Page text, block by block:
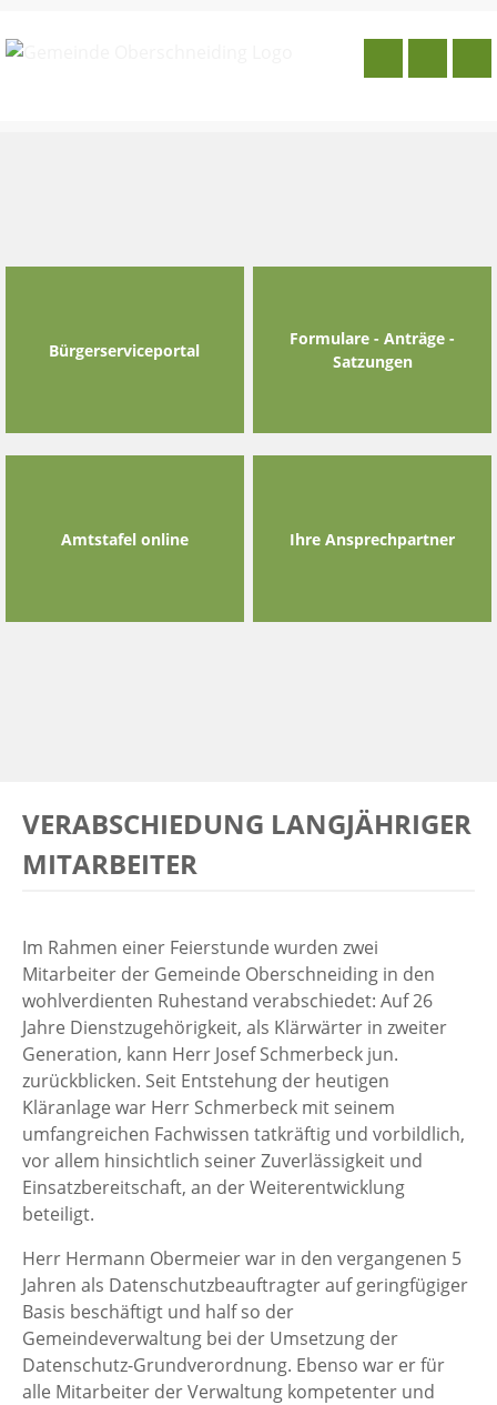
Bürgerserviceportal
Formulare - Anträge -
Satzungen
Amtstafel online Ihre Ansprechpartner
VERABSCHIEDUNG LANGJÄHRIGER
MITARBEITER
Im Rahmen einer Feierstunde wurden zwei
Mitarbeiter der Gemeinde Oberschneiding in den
wohlverdienten Ruhestand verabschiedet: Auf 26
Jahre Dienstzugehörigkeit, als Klärwärter in zweiter
Generation, kann Herr Josef Schmerbeck jun.
zurückblicken. Seit Entstehung der heutigen
Kläranlage war Herr Schmerbeck mit seinem
umfangreichen Fachwissen tatkräftig und vorbildlich,
vor allem hinsichtlich seiner Zuverlässigkeit und
Einsatzbereitschaft, an der Weiterentwicklung
beteiligt.
Herr Hermann Obermeier war in den vergangenen 5
Jahren als Datenschutzbeauftragter auf geringfügiger
Basis beschäftigt und half so der
Gemeindeverwaltung bei der Umsetzung der
Datenschutz-Grundverordnung. Ebenso war er für
alle Mitarbeiter der Verwaltung kompetenter und